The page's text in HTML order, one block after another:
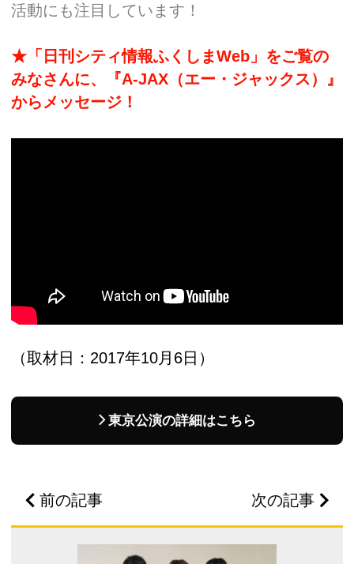
活動にも注目しています！
★「日刊シティ情報ふくしまWeb」をご覧の
みなさんに、『A-JAX（エー・ジャックス）』
からメッセージ！
（取材日：2017年10月6日）
東京公演の詳細はこちら
前の記事 次の記事